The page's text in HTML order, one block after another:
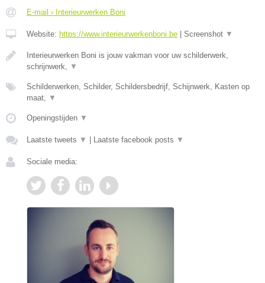
E-mail › Interieurwerken Boni
Website: https://www.interieurwerkenboni.be Screenshot ▼
Interieurwerken Boni is jouw vakman voor uw schilderwerk,
schrijnwerk, ▼
Schilderwerken, Schilder, Schildersbedrijf, Schijnwerk, Kasten op
maat, ▼
Openingstijden ▼
Laatste tweets ▼ Laatste facebook posts ▼
Sociale media: